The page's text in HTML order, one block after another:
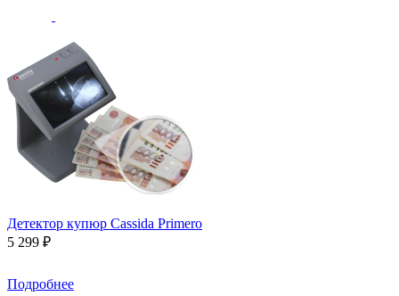
Детектор купюр Cassida Primero
5 299 ₽
Подробнее